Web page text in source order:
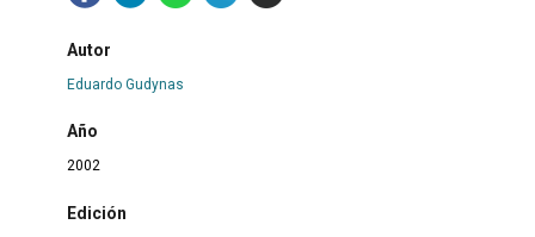
Autor
Eduardo Gudynas
Año
2002
Edición